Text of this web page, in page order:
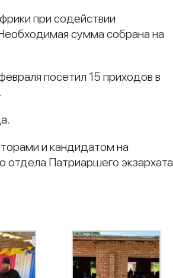
при содействии
сумма собрана на
посетил 15 приходов в
и кандидатом на
отдела Патриаршего экзархата